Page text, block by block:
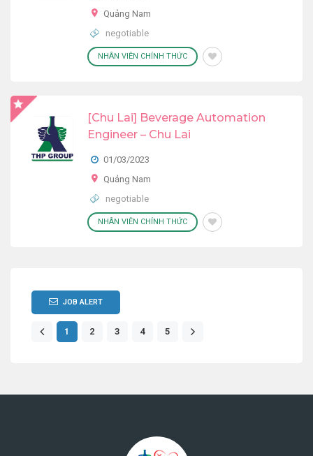
Quảng Nam
negotiable
NHÂN VIÊN CHÍNH THỨC
[Chu Lai] Beverage Automation
Engineer – Chu Lai
01/03/2023
Quảng Nam
negotiable
NHÂN VIÊN CHÍNH THỨC
JOB ALERT
1 2 3 4 5